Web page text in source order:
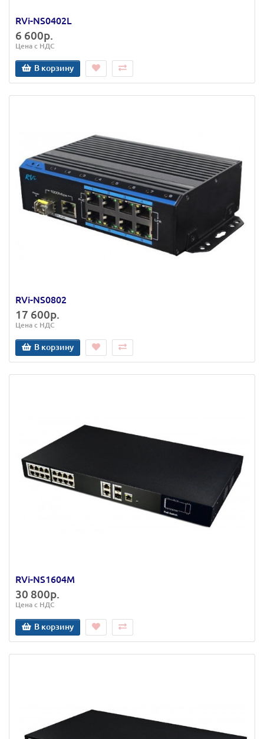
RVi-NS0402L
6 600р.
Цена с НДС
В корзину
RVi-NS0802
17 600р.
Цена с НДС
В корзину
RVi-NS1604M
30 800р.
Цена с НДС
В корзину